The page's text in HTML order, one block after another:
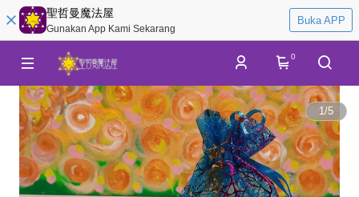
聖哲曼魔法屋
Gunakan App Kami Sekarang
Buka APP
0
1/5